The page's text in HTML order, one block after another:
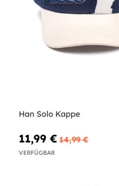
Han Solo Kappe
11,99 € 14,99 €
VERFÜGBAR